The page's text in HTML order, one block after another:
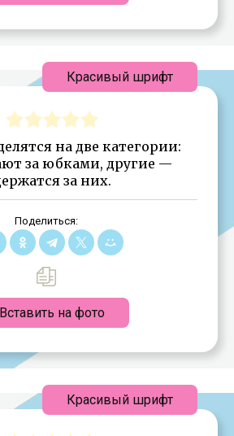
на две категории:
за юбками, другие —
за них.
Поделиться:
Вставить на фото
Красивый шрифт
Красивый шрифт